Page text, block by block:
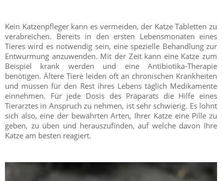
Kein Katzenpfleger kann es vermeiden, der Katze Tabletten zu
verabreichen. Bereits in den ersten Lebensmonaten eines
Tieres wird es notwendig sein, eine spezielle Behandlung zur
Entwurmung anzuwenden. Mit der Zeit kann eine Katze zum
Beispiel krank werden und eine Antibiotika-Therapie
benötigen. Ältere Tiere leiden oft an chronischen Krankheiten
und müssen für den Rest ihres Lebens täglich Medikamente
einnehmen. Für jede Dosis des Präparats die Hilfe eines
Tierarztes in Anspruch zu nehmen, ist sehr schwierig. Es lohnt
sich also, eine der bewährten Arten, Ihrer Katze eine Pille zu
geben, zu üben und herauszufinden, auf welche davon Ihre
Katze am besten reagiert.